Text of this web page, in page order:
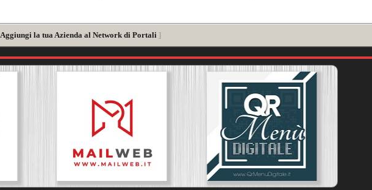
Aggiungi la tua Azienda al Network di Portali ]